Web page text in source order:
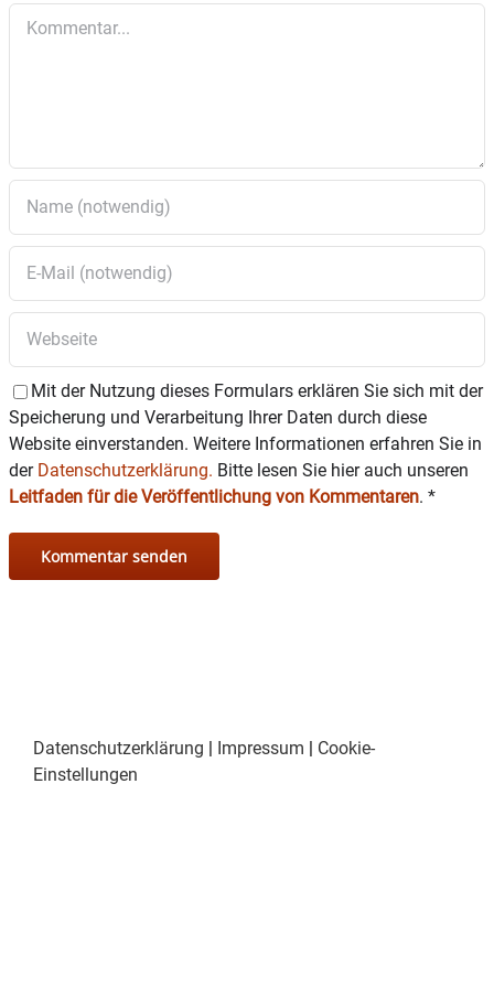
Mit der Nutzung dieses Formulars erklären Sie sich mit der
Speicherung und Verarbeitung Ihrer Daten durch diese
Website einverstanden. Weitere Informationen erfahren Sie in
der Datenschutzerklärung. Bitte lesen Sie hier auch unseren
Leitfaden für die Veröffentlichung von Kommentaren. *
Datenschutzerklärung | Impressum | Cookie-
Einstellungen